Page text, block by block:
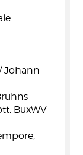
Johann
BuxWV